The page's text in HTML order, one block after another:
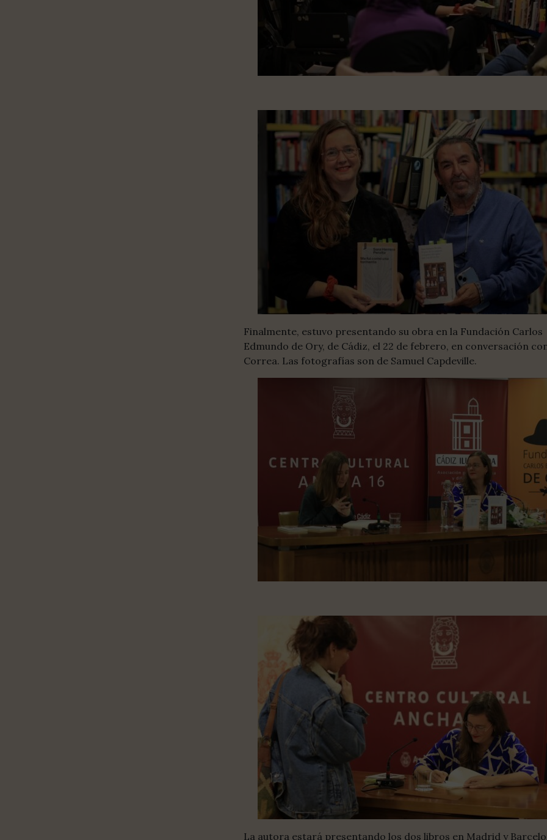
Finalmente, estuvo presentando su obra en la Fundación Carlos
Edmundo de Ory, de Cádiz, el 22 de febrero, en conversación
Correa. Las fotografías son de Samuel Capdeville.
La autora estará presentando los dos libros en Madrid y